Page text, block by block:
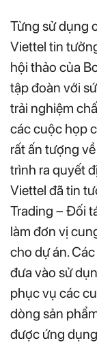
Từng sử dụng
Viettel tin
hội thảo của
tập đoàn với
trải nghiệm
các cuộc họp
rất ấn tượng
trình ra quyết
Viettel đã tin
Trading – Đối
làm đơn vị
cho dự án.
đưa vào sử
phục vụ các
dòng sản
được ứng